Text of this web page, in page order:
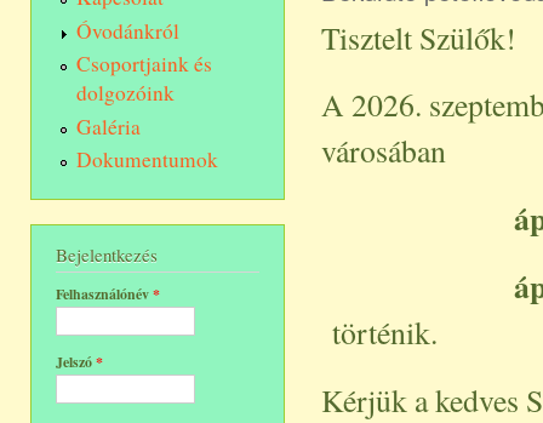
Óvodánkról
Csoportjaink és
dolgozóink
Galéria
Dokumentumok
Bejelentkezés
Felhasználónév*
Jelszó*
Tisztelt Szülők!
A 2026.
városában
történik.
Kérjük a kedves